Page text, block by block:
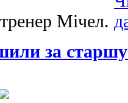
Мічел.
за